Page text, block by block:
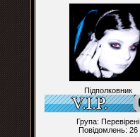
Підполковник
Група: Перевірені
Повідомлень: 26